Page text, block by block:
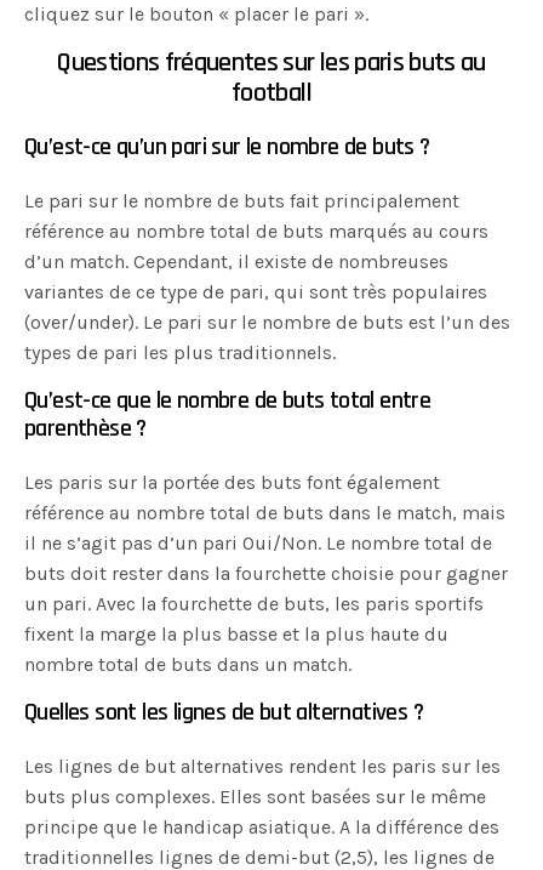
cliquez sur le bouton « placer le pari ».
Questions fréquentes sur les paris buts au
football
Qu’est-ce qu’un pari sur le nombre de buts ?
Le pari sur le nombre de buts fait principalement
référence au nombre total de buts marqués au cours
d’un match. Cependant, il existe de nombreuses
variantes de ce type de pari, qui sont très populaires
(over/under). Le pari sur le nombre de buts est l’un des
types de pari les plus traditionnels.
Qu’est-ce que le nombre de buts total entre
parenthèse ?
Les paris sur la portée des buts font également
référence au nombre total de buts dans le match, mais
il ne s’agit pas d’un pari Oui/Non. Le nombre total de
buts doit rester dans la fourchette choisie pour gagner
un pari. Avec la fourchette de buts, les paris sportifs
fixent la marge la plus basse et la plus haute du
nombre total de buts dans un match.
Quelles sont les lignes de but alternatives ?
Les lignes de but alternatives rendent les paris sur les
buts plus complexes. Elles sont basées sur le même
principe que le handicap asiatique. A la différence des
traditionnelles lignes de demi-but (2,5), les lignes de